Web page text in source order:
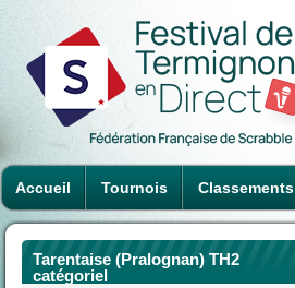
Accueil Tournois Classements
Tarentaise (Pralognan) TH2
catégoriel